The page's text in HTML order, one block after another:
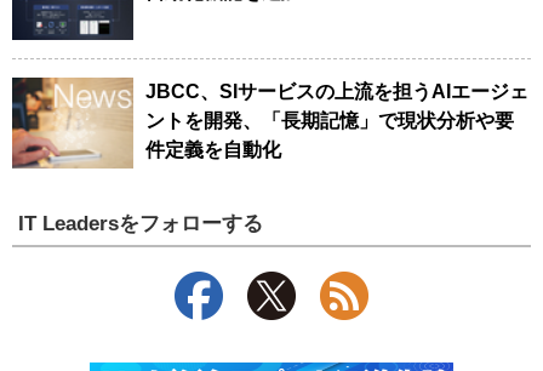
JBCC、SIサービスの上流を担うAIエージェ
ントを開発、「長期記憶」で現状分析や要
件定義を自動化
IT Leadersをフォローする